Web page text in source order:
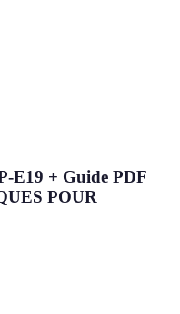
E19 + Guide PDF
POUR